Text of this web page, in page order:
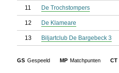
11 De Trochstompers
12 De Klameare
13 Biljartclub De Bargebeck 3
GS Gespeeld MP Matchpunten CT